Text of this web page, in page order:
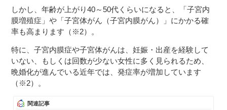
しかし、年齢が上がり40～50代くらいになると、「子宮内
膜増殖症」や「子宮体がん（子宮内膜がん）」にかかる確
率も高まります（※2）。
特に、子宮内膜症や子宮体がんは、妊娠・出産を経験して
いない、もしくは回数が少ない女性に多く見られるため、
晩婚化が進んでいる近年では、発症率が増加しています
（※2）。
関連記事